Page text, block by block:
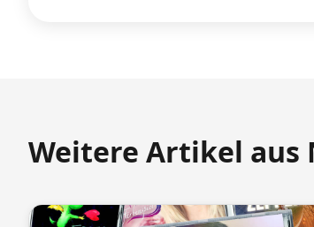
Weitere Artikel aus